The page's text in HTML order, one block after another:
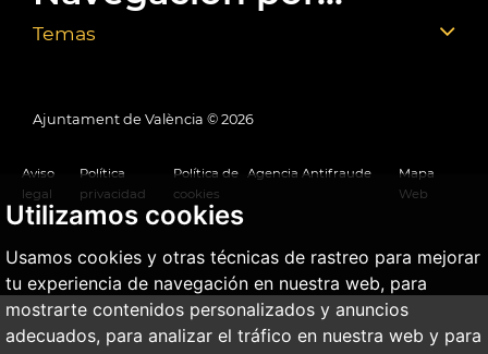
Utilizamos cookies
Usamos cookies y otras técnicas de rastreo para mejorar
tu experiencia de navegación en nuestra web, para
mostrarte contenidos personalizados y anuncios
adecuados, para analizar el tráfico en nuestra web y para
Temas
Ajuntament de València © 2026
Aviso
legal
Política
privacidad
Política de
cookies
Agencia Antifraude
Mapa
Web